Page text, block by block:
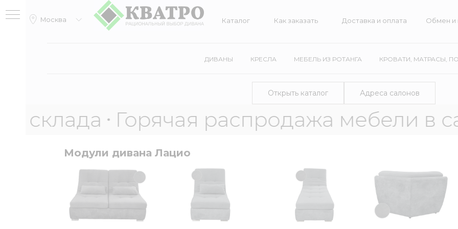
Каталог Как заказать Доставка и оплата Обмен и возврат
Москва
ДИВАНЫ КРЕСЛА МЕБЕЛЬ ИЗ РОТАНГА КРОВАТИ, МАТРАСЫ,
Открыть каталог Адреса салонов
Горячая распродажа мебели в
Модули дивана Лацио